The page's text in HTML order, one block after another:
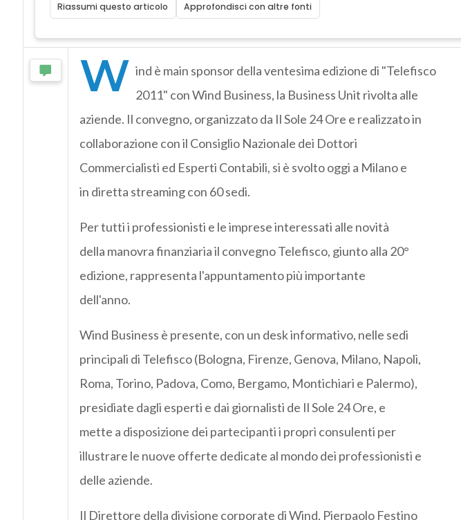
Riassumi questo articolo Approfondisci con altre fonti
W ind è main sponsor della ventesima edizione di "Telefisco
2011" con Wind Business, la Business Unit rivolta alle
aziende. Il convegno, organizzato da Il Sole 24 Ore e realizzato in
collaborazione con il Consiglio Nazionale dei Dottori
Commercialisti ed Esperti Contabili, si è svolto oggi a Milano e
in diretta streaming con 60 sedi.
Per tutti i professionisti e le imprese interessati alle novità
della manovra finanziaria il convegno Telefisco, giunto alla 20°
edizione, rappresenta l'appuntamento più importante
dell'anno.
Wind Business è presente, con un desk informativo, nelle sedi
principali di Telefisco (Bologna, Firenze, Genova, Milano, Napoli,
Roma, Torino, Padova, Como, Bergamo, Montichiari e Palermo),
presidiate dagli esperti e dai giornalisti de Il Sole 24 Ore, e
mette a disposizione dei partecipanti i propri consulenti per
illustrare le nuove offerte dedicate al mondo dei professionisti e
delle aziende.
Il Direttore della divisione corporate di Wind, Pierpaolo Festino